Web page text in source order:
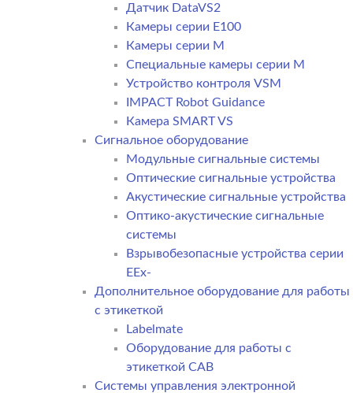
Датчик DataVS2
Камеры серии E100
Камеры серии M
Специальные камеры серии M
Устройство контроля VSM
IMPACT Robot Guidance
Камера SMART VS
Cигнальное оборудование
Модульные сигнальные системы
Оптические сигнальные устройства
Акустические сигнальные устройства
Оптико-акустические сигнальные
системы
Взрывобезопасные устройства серии
EEx-
Дополнительное оборудование для работы
с этикеткой
Labelmate
Оборудование для работы с
этикеткой CAB
Системы управления электронной